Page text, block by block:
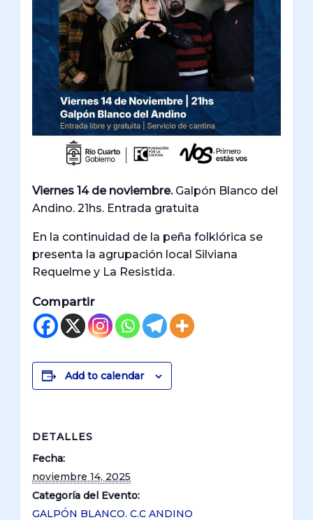
Viernes 14 de noviembre.Galpón Blanco del
Andino. 21hs. Entrada gratuita
En la continuidad de la peña folklórica se
presenta la agrupación local Silviana
Requelme y La Resistida.
Compartir
Add to calendar
DETALLES
Fecha:
noviembre 14, 2025
Categoría del Evento:
GALPÓN BLANCO. C.C ANDINO